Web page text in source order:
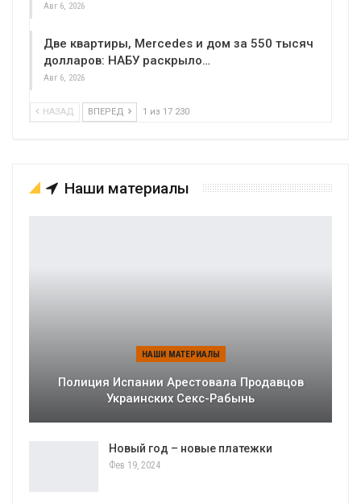
Авг 6, 2026
Две квартиры, Mercedes и дом за 550 тысяч
долларов: НАБУ раскрыло…
Авг 6, 2026
НАЗАД ВПЕРЕД 1 из 17 230
Наши материалы
НАШИ МАТЕРИАЛЫ
Полиция Испании Арестовала Продавцов
Украинских Секс-Рабынь
Новый год – новые платежки
Фев 19, 2024